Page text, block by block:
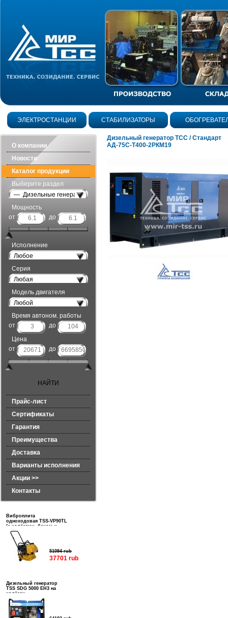
ЭЛЕКТРОСТАНЦИИ СТАБИЛИЗАТОРЫ
О компании
Новости
Каталог продукции
Выберите раздел
— Дизельные генераторы в шумозащитных кожухах
Мощность
от
до
Исполнение
Любое
Серия
Любая
Модель двигателя
Любой
Время автоном. работы
от
до
Цена
от
до
Прайс-лист
Сертификаты
Гарантия
Преимущества
Доставка
Варианты исполнения
Акции >>
Контакты
Виброплита
одноходовая TSS-VP90TL
(с колёсами, баком и
подошвой)
51094 rub
37701 rub
Дизельный генератор
TSS SDG 5000 EH3 на
колёсах
Дизельный генератор ТСС / Стандарт
АД-75С-Т400-2РКМ19